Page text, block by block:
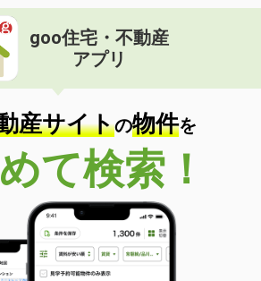
goo住宅・不動産
アプリ
産サイトの物件を
て検索！